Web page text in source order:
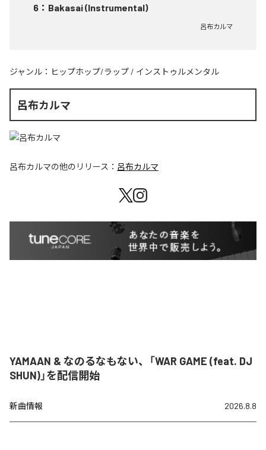
6 ： Bakasai (Instrumental)
呂布カルマ
ジャンル： ヒップホップ/ラップ / インストゥルメンタル
呂布カルマ
呂布カルマの他のリリース： 呂布カルマ
YAMAAN & なのるなもない、「WAR GAME (feat. DJ
SHUN)」を配信開始
新曲情報 2026.8.8